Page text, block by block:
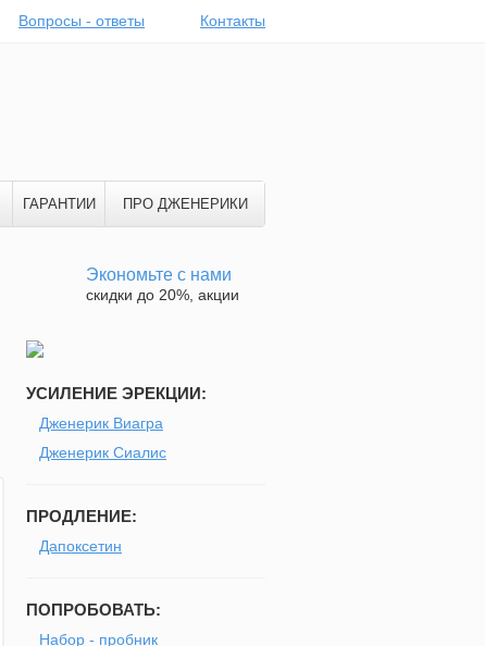
Вопросы - ответы Контакты
ГАРАНТИИ ПРО ДЖЕНЕРИКИ
Экономьте с нами
скидки до 20%, акции
УСИЛЕНИЕ ЭРЕКЦИИ:
Дженерик Виагра
Дженерик Сиалис
ПРОДЛЕНИЕ:
Дапоксетин
ПОПРОБОВАТЬ:
Набор - пробник